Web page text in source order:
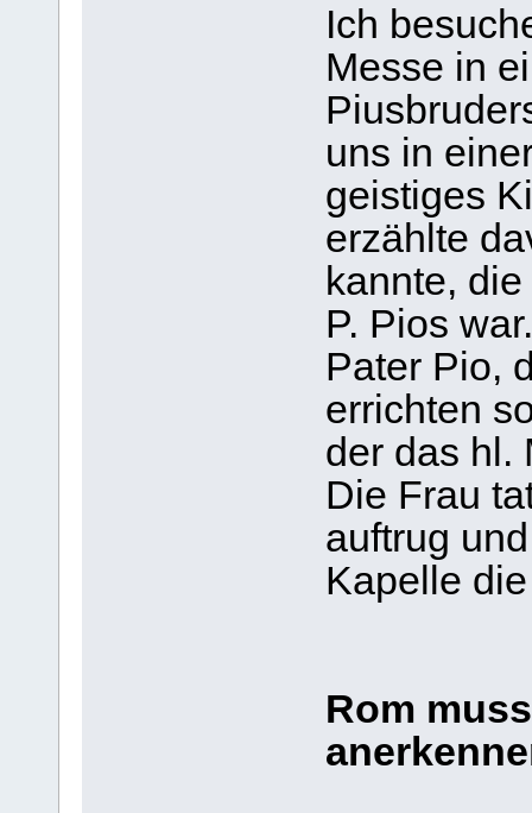
Ich
Messe in
uns in
geistiges
erzählte
kannte,
P. Pios
Pater Pio,
errichten
der das hl.
Die Frau
auftrug
Kapelle
Rom